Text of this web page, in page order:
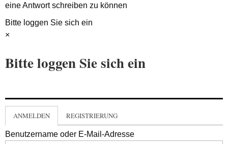
eine Antwort schreiben zu können
Bitte loggen Sie sich ein
×
Bitte loggen Sie sich ein
ANMELDEN REGISTRIERUNG
Benutzername oder E-Mail-Adresse